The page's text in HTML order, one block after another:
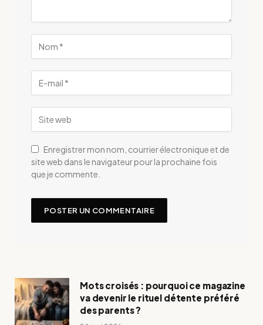
Enregistrer mon nom, courrier électronique et de
site web dans le navigateur pour la prochaine fois
que je commente.
Mots croisés : pourquoi ce magazine
va devenir le rituel détente préféré
des parents ?